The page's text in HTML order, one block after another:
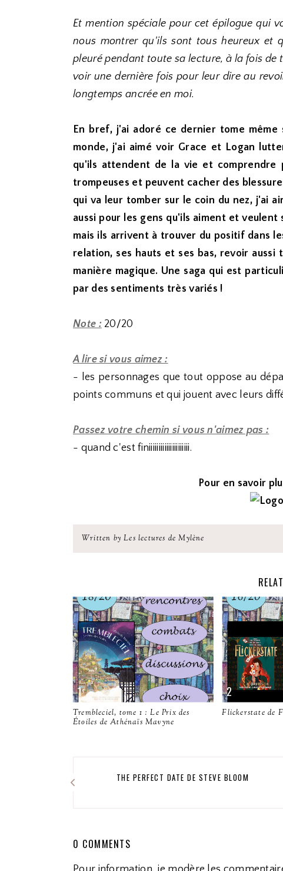
Et mention spéciale pour cet épilogue qui
nous montrer qu'ils sont tous heureux et
pleuré pendant toute sa lecture, à la fois de
voir une dernière fois pour leur dire au
longtemps ancrée en moi.
En bref, j'ai adoré ce dernier tome
monde, j'ai aimé voir Grace et Logan
qu'ils attendent de la vie et
trompeuses et peuvent cacher des
qui va leur tomber sur le coin du nez, j'ai
aussi pour les gens qu'ils aiment et
mais ils arrivent à trouver du positif dans
relation, ses hauts et ses bas, revoir
manière magique. Une saga qui est
par des sentiments très variés !
Note : 20/20
A lire si vous aimez :
- les personnages que tout oppose au
points communs et qui jouent avec leurs
Passez votre chemin si vous n'aimez pas :
- quand c'est finiiiiiiiiiiiiiiiiiiiii.
Pour en savoir
Written by Les lectures de Mylène
Trembleciel, tome 1 : Le Prix des
Étoiles de Athénaïs Mavyne
Flickerstate de
THE PERFECT DATE DE STEVE BLOOM
0 COMMENTS